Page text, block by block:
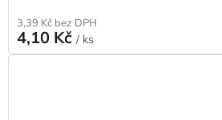
3,39 Kč bez DPH
4,10 Kč / ks